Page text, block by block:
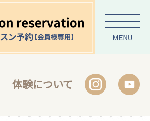
体験について